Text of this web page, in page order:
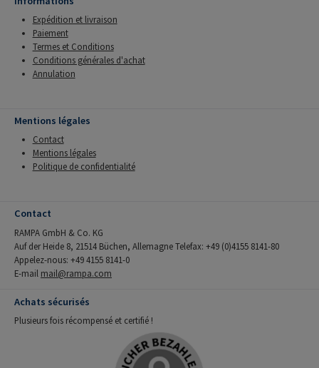
Expédition et livraison
Paiement
Termes et Conditions
Conditions générales d'achat
Annulation
Mentions légales
Contact
Mentions légales
Politique de confidentialité
Contact
RAMPA GmbH & Co. KG
Auf der Heide 8, 21514 Büchen, Allemagne Telefax: +49 (0)4155 8141-80
Appelez-nous: +49 4155 8141-0
E-mail mail@rampa.com
Achats sécurisés
Plusieurs fois récompensé et certifié !